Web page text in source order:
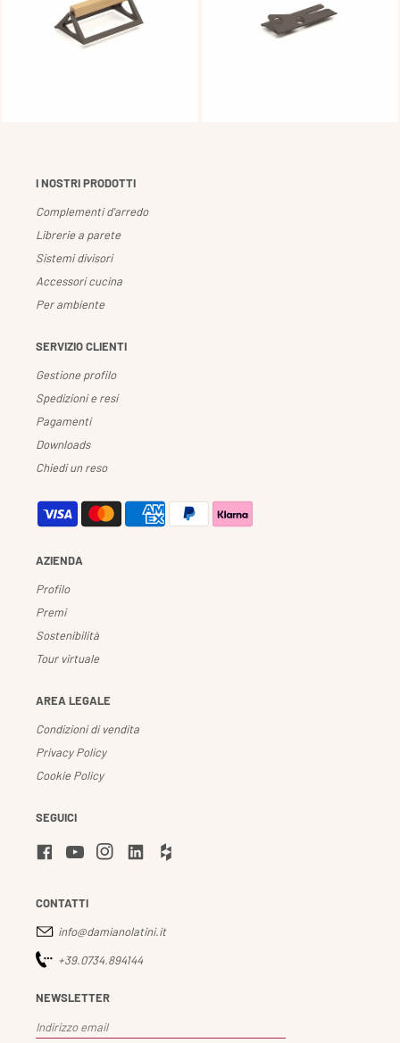
I NOSTRI PRODOTTI
Complementi d'arredo
Librerie a parete
Sistemi divisori
Accessori cucina
Per ambiente
SERVIZIO CLIENTI
Gestione profilo
Spedizioni e resi
Pagamenti
Downloads
Chiedi un reso
AZIENDA
Profilo
Premi
Sostenibilità
Tour virtuale
AREA LEGALE
Condizioni di vendita
Privacy Policy
Cookie Policy
SEGUICI
CONTATTI
info@damianolatini.it
+39.0734.894144
NEWSLETTER